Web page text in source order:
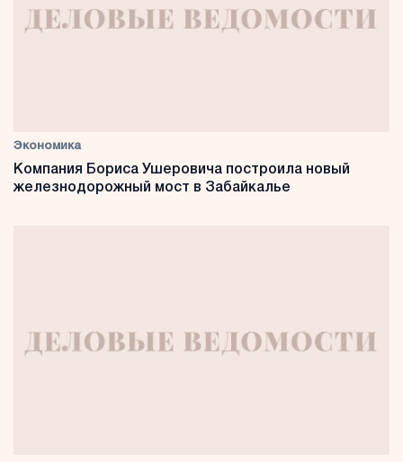
Экономика
Компания Бориса Ушеровича построила новый
железнодорожный мост в Забайкалье